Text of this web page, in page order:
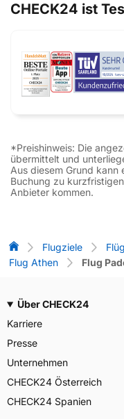
CHECK24 ist
*Preishinweis: Die
übermittelt und
Aus diesem Grund
Buchung zu
Anbieter kommen.
Flug-Vergleich
Flugziele
Flug Athen
Flug
Über CHECK24
Karriere
Presse
Unternehmen
CHECK24 Österreich
CHECK24 Spanien